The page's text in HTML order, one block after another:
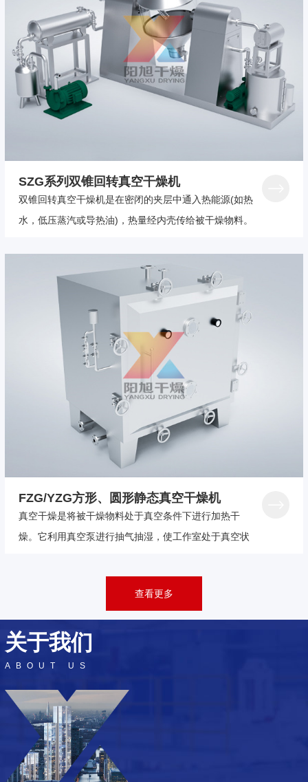
SZG系列双锥回转真空干燥机
双锥回转真空干燥机是在密闭的夹层中通入热能源(如热
水，低压蒸汽或导热油)，热量经内壳传给被干燥物料。
FZG/YZG方形、圆形静态真空干燥机
真空干燥是将被干燥物料处于真空条件下进行加热干
燥。它利用真空泵进行抽气抽湿，使工作室处于真空状
空干燥设备分为静态干燥和动态干燥机。
查看更多
关于我们
ABOUT US